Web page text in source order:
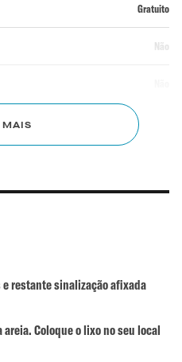
Gratuito
Não
Não
MAIS
restante sinalização afixada
Coloque o lixo no seu local